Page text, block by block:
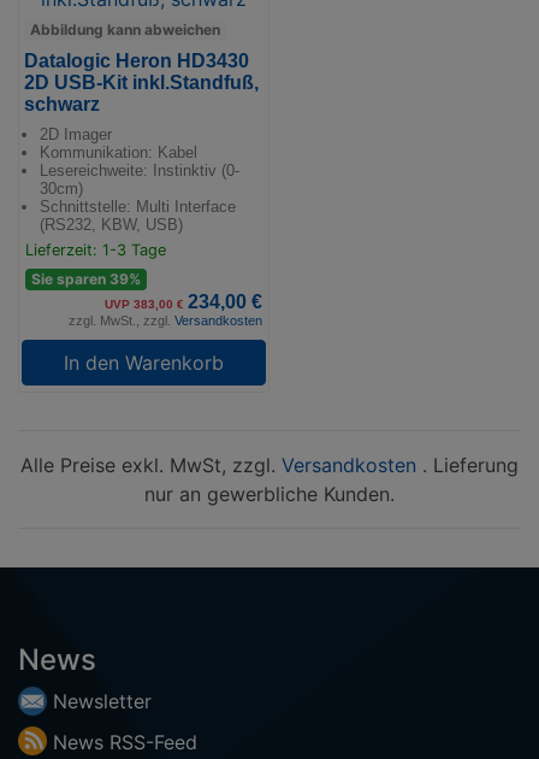
Abbildung kann abweichen
Datalogic Heron HD3430
2D USB-Kit inkl.Standfuß,
schwarz
2D Imager
Kommunikation: Kabel
Lesereichweite: Instinktiv (0-
30cm)
Schnittstelle: Multi Interface
(RS232, KBW, USB)
Lieferzeit: 1-3 Tage
Sie sparen 39%
UVP 383,00 € 234,00 €
zzgl. MwSt., zzgl. Versandkosten
In den Warenkorb
Alle Preise exkl. MwSt, zzgl. Versandkosten . Lieferung
nur an gewerbliche Kunden.
News
Newsletter
News RSS-Feed